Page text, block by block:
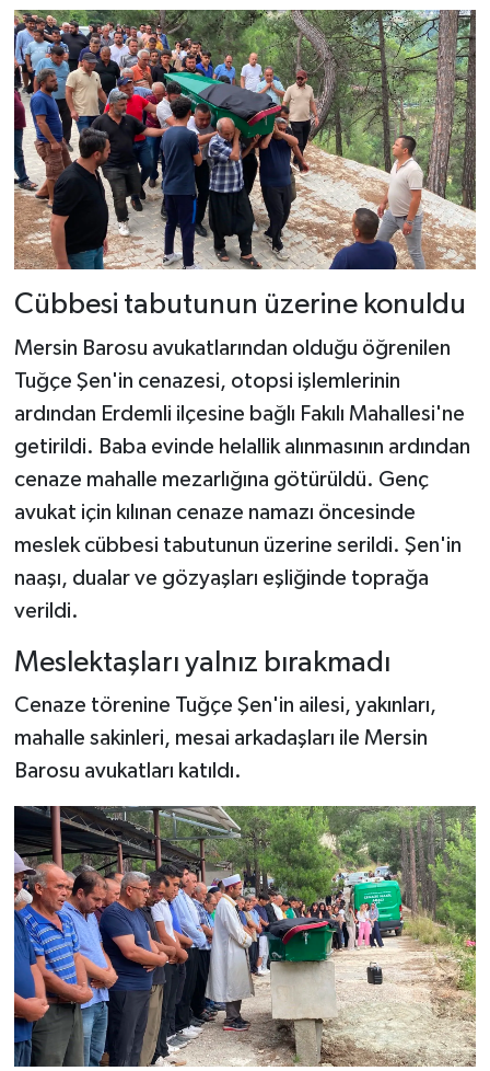
Cübbesi tabutunun üzerine konuldu
Mersin Barosu avukatlarından olduğu öğrenilen
Tuğçe Şen'in cenazesi, otopsi işlemlerinin
ardından Erdemli ilçesine bağlı Fakılı Mahallesi'ne
getirildi. Baba evinde helallik alınmasının ardından
cenaze mahalle mezarlığına götürüldü. Genç
avukat için kılınan cenaze namazı öncesinde
meslek cübbesi tabutunun üzerine serildi. Şen'in
naaşı, dualar ve gözyaşları eşliğinde toprağa
verildi.
Meslektaşları yalnız bırakmadı
Cenaze törenine Tuğçe Şen'in ailesi, yakınları,
mahalle sakinleri, mesai arkadaşları ile Mersin
Barosu avukatları katıldı.